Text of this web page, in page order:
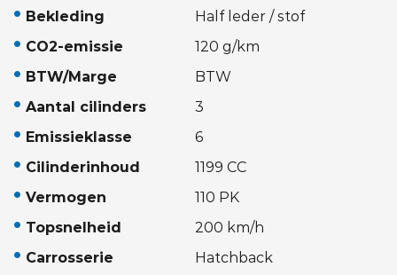
Bekleding
Half leder / stof
CO2-emissie
120 g/km
BTW/Marge
BTW
Aantal cilinders
3
Emissieklasse
6
Cilinderinhoud
1199 CC
Vermogen
110 PK
Topsnelheid
200 km/h
Carrosserie
Hatchback